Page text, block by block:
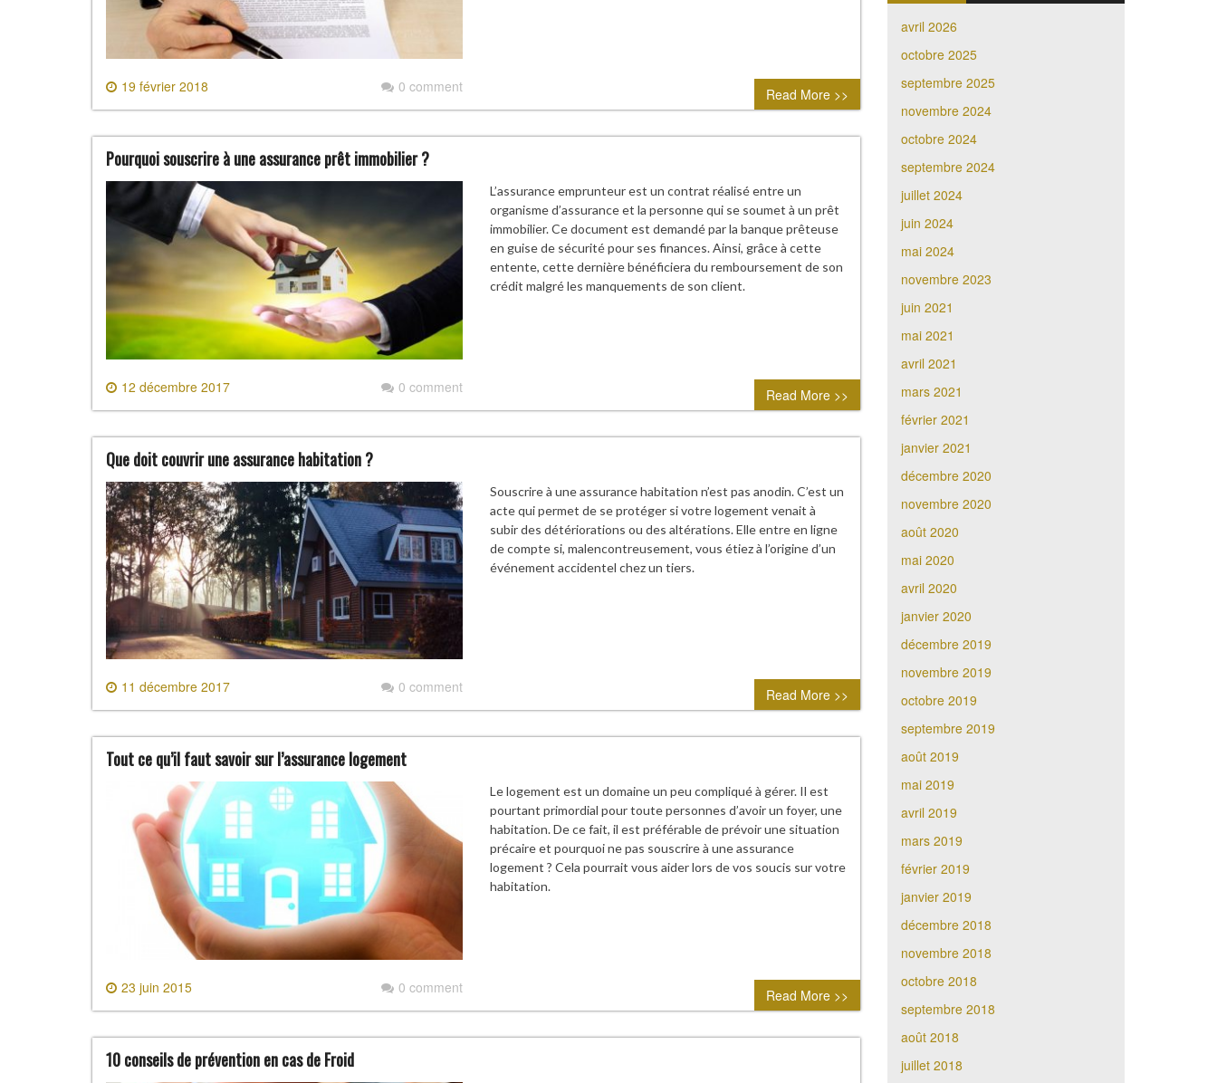
19 février 2018 0 comment Read More >>
Pourquoi souscrire à une assurance prêt immobilier ?
12 décembre 2017 0 comment
L’assurance emprunteur est un contrat réalisé entre un
organisme d’assurance et la personne qui se soumet à un prêt
immobilier. Ce document est demandé par la banque prêteuse
en guise de sécurité pour ses finances. Ainsi, grâce à cette
entente, cette dernière bénéficiera du remboursement de son
crédit malgré les manquements de son client.
Read More >>
Que doit couvrir une assurance habitation ?
11 décembre 2017 0 comment
Souscrire à une assurance habitation n’est pas anodin. C’est un
acte qui permet de se protéger si votre logement venait à
subir des détériorations ou des altérations. Elle entre en ligne
de compte si, malencontreusement, vous étiez à l’origine d’un
événement accidentel chez un tiers.
Read More >>
Tout ce qu’il faut savoir sur l’assurance logement
23 juin 2015 0 comment
Le logement est un domaine un peu compliqué à gérer. Il est
pourtant primordial pour toute personnes d’avoir un foyer, une
habitation. De ce fait, il est préférable de prévoir une situation
précaire et pourquoi ne pas souscrire à une assurance
logement ? Cela pourrait vous aider lors de vos soucis sur votre
habitation.
Read More >>
10 conseils de prévention en cas de Froid
avril 2026
octobre 2025
septembre 2025
novembre 2024
octobre 2024
septembre 2024
juillet 2024
juin 2024
mai 2024
novembre 2023
juin 2021
mai 2021
avril 2021
mars 2021
février 2021
janvier 2021
décembre 2020
novembre 2020
août 2020
mai 2020
avril 2020
janvier 2020
décembre 2019
novembre 2019
octobre 2019
septembre 2019
août 2019
mai 2019
avril 2019
mars 2019
février 2019
janvier 2019
décembre 2018
novembre 2018
octobre 2018
septembre 2018
août 2018
juillet 2018